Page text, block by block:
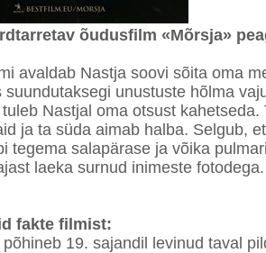
õudusfilm «Mõrsja»
avaldab Nastja soovi sõita oma
suundutaksegi unustuste hõlma
Nastjal oma otsust kahetseda.
ja ta süda aimab halba. Selgub,
tegema salapärase ja võika
laeka surnud inimeste
fakte filmist:
19. sajandil levinud taval